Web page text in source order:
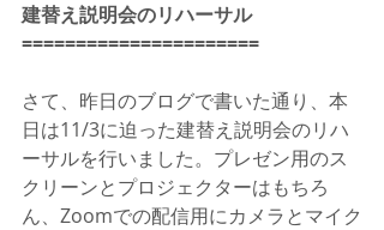
建替え説明会のリハーサル
======================
さて、昨日のブログで書いた通り、本
日は11/3に迫った建替え説明会のリハ
ーサルを行いました。プレゼン用のス
クリーンとプロジェクターはもちろ
ん、Zoomでの配信用にカメラとマイク